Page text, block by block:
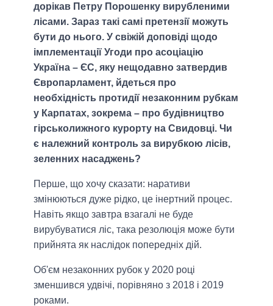
дорікав Петру Порошенку вирубленими
лісами. Зараз такі самі претензії можуть
бути до нього. У свіжій доповіді щодо
імплементації Угоди про асоціацію
Україна – ЄС, яку нещодавно затвердив
Європарламент, йдеться про
необхідність протидії незаконним рубкам
у Карпатах, зокрема – про будівництво
гірськолижного курорту на Свидовці. Чи
є належний контроль за вирубкою лісів,
зеленних насаджень?
Перше, що хочу сказати: наративи
змінюються дуже рідко, це інертний процес.
Навіть якщо завтра взагалі не буде
вирубуватися ліс, така резолюція може бути
прийнята як наслідок попередніх дій.
Об'єм незаконних рубок у 2020 році
зменшився удвічі, порівняно з 2018 і 2019
роками.